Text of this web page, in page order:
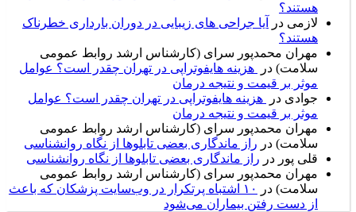
هستند؟
لازمی در
آیا جراحی های زیبایی در دوران بارداری خطرناک
هستند؟
مهران محمدپور سرای (کارشناس ارشد روابط عمومی
سلامت) در
هزینه هایفوتراپی در تهران چقدر است؟ عوامل
موثر بر قیمت و نتیجه درمان
جوادی در
هزینه هایفوتراپی در تهران چقدر است؟ عوامل
موثر بر قیمت و نتیجه درمان
مهران محمدپور سرای (کارشناس ارشد روابط عمومی
سلامت) در راز ماندگاری بعضی تابلوها از نگاه روانشناسی
قلی پور در راز ماندگاری بعضی تابلوها از نگاه روانشناسی
مهران محمدپور سرای (کارشناس ارشد روابط عمومی
سلامت) در
۱۰ اشتباه پرتکرار در وب‌سایت پزشکان که باعث
از دست رفتن بیماران می‌شود